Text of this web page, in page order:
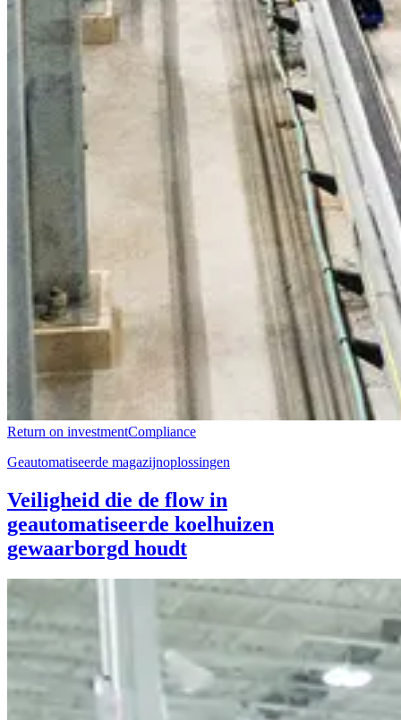
Return on investmentCompliance
Geautomatiseerde magazijnoplossingen
Veiligheid die de flow in
geautomatiseerde koelhuizen
gewaarborgd houdt